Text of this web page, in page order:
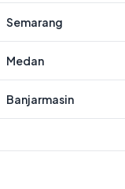
Semarang
Medan
Banjarmasin